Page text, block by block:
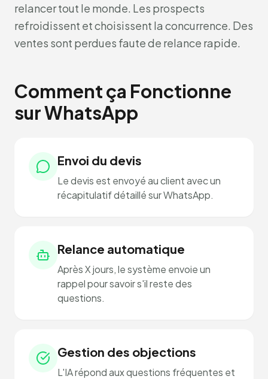
relancer tout le monde. Les prospects
refroidissent et choisissent la concurrence. Des
ventes sont perdues faute de relance rapide.
Comment ça Fonctionne
sur WhatsApp
Envoi du devis
Le devis est envoyé au client avec un
récapitulatif détaillé sur WhatsApp.
Relance automatique
Après X jours, le système envoie un
rappel pour savoir s'il reste des
questions.
Gestion des objections
L'IA répond aux questions fréquentes et